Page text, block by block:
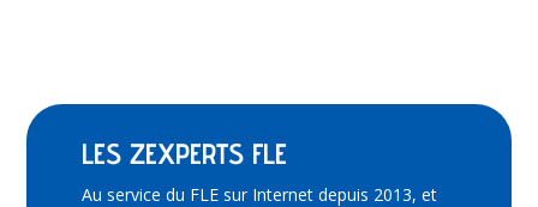
LES ZEXPERTS FLE
Au service du FLE sur Internet depuis 2013, et